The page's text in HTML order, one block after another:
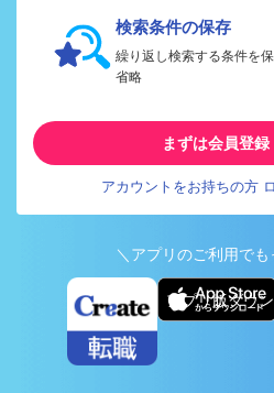
検索条件の保存
繰り返し検索する条件を
省略
まずは会員登録
アカウントをお持ちの方
＼アプリのご利用で
アプリ版ダウ